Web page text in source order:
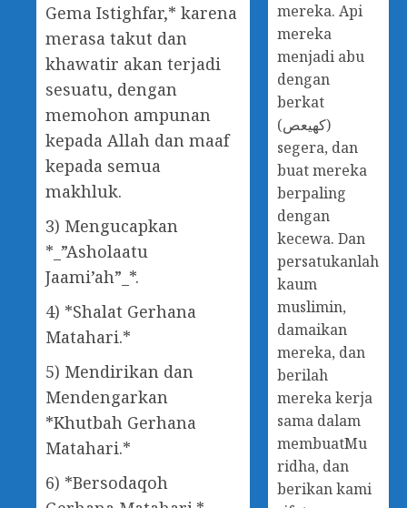
Gema Istighfar,* karena
merasa takut dan
khawatir akan terjadi
sesuatu, dengan
memohon ampunan
kepada Allah dan maaf
kepada semua
makhluk.
3) Mengucapkan
*_”Asholaatu
Jaami’ah”_*.
4) *Shalat Gerhana
Matahari.*
5) Mendirikan dan
Mendengarkan
*Khutbah Gerhana
Matahari.*
6) *Bersodaqoh
mereka. Api
mereka
menjadi abu
dengan
berkat
(كهيعص)
segera, dan
buat mereka
berpaling
dengan
kecewa. Dan
persatukanlah
kaum
muslimin,
damaikan
mereka, dan
berilah
mereka kerja
sama dalam
membuatMu
ridha, dan
berikan kami